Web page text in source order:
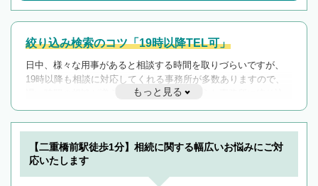
絞り込み検索のコツ「19時以降TEL可」
日中、様々な用事があると相談する時間を取りづらいですが、
19時以降も相談に対応してくれる事務所が多数ありますので、
遅い時間の相談が増えそうな場合はそのような事務所に絞り込
んで検索してみましょう。
19時以降TEL可の条件
を加えて再検索
もっと見る
【二重橋前駅徒歩1分】相続に関する幅広いお悩みにご対
応いたします